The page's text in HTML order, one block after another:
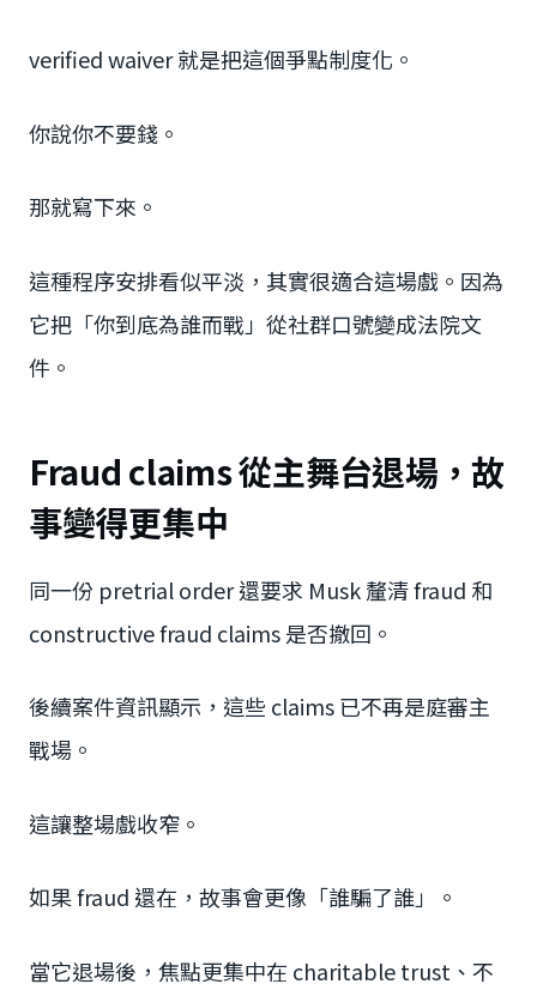
verified waiver 就是把這個爭點制度化。
你說你不要錢。
那就寫下來。
這種程序安排看似平淡，其實很適合這場戲。因為
它把「你到底為誰而戰」從社群口號變成法院文
件。
Fraud claims 從主舞台退場，故
事變得更集中
同一份 pretrial order 還要求 Musk 釐清 fraud 和
constructive fraud claims 是否撤回。
後續案件資訊顯示，這些 claims 已不再是庭審主
戰場。
這讓整場戲收窄。
如果 fraud 還在，故事會更像「誰騙了誰」。
當它退場後，焦點更集中在 charitable trust、不